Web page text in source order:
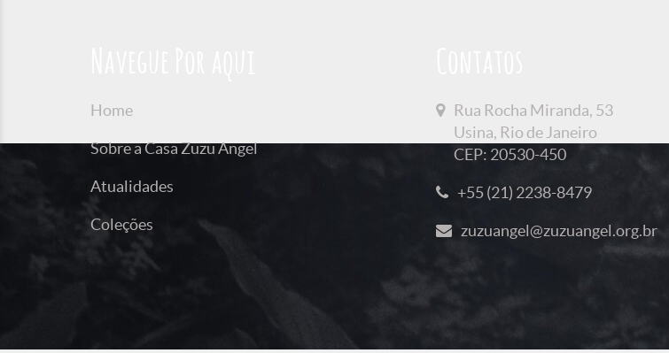
Home
Sobre a Casa Zuzu Angel
Atualidades
Coleções
Rua Rocha Miranda, 53
Usina, Rio de Janeiro
CEP: 20530-450
+55 (21) 2238-8479
zuzuangel@zuzuangel.org.br